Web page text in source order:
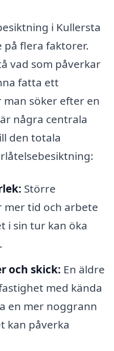
i Kullersta
på flera faktorer.
vad som påverkar
fatta ett
söker efter en
några centrala
den totala
Större
tid och arbete
i sin tur kan öka
och skick: En äldre
med kända
en mer noggrann
kan påverka